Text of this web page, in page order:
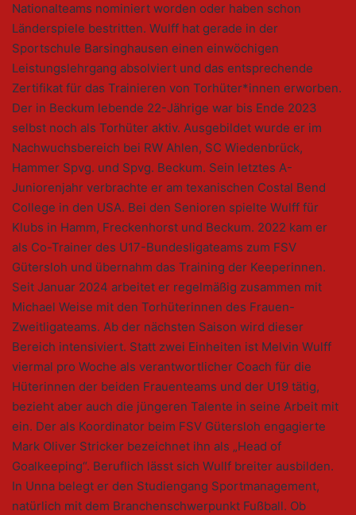
Nationalteams nominiert worden oder haben schon
Länderspiele bestritten. Wulff hat gerade in der
Sportschule Barsinghausen einen einwöchigen
Leistungslehrgang absolviert und das entsprechende
Zertifikat für das Trainieren von Torhüter*innen erworben.
Der in Beckum lebende 22-Jährige war bis Ende 2023
selbst noch als Torhüter aktiv. Ausgebildet wurde er im
Nachwuchsbereich bei RW Ahlen, SC Wiedenbrück,
Hammer Spvg. und Spvg. Beckum. Sein letztes A-
Juniorenjahr verbrachte er am texanischen Costal Bend
College in den USA. Bei den Senioren spielte Wulff für
Klubs in Hamm, Freckenhorst und Beckum. 2022 kam er
als Co-Trainer des U17-Bundesligateams zum FSV
Gütersloh und übernahm das Training der Keeperinnen.
Seit Januar 2024 arbeitet er regelmäßig zusammen mit
Michael Weise mit den Torhüterinnen des Frauen-
Zweitligateams. Ab der nächsten Saison wird dieser
Bereich intensiviert. Statt zwei Einheiten ist Melvin Wulff
viermal pro Woche als verantwortlicher Coach für die
Hüterinnen der beiden Frauenteams und der U19 tätig,
bezieht aber auch die jüngeren Talente in seine Arbeit mit
ein. Der als Koordinator beim FSV Gütersloh engagierte
Mark Oliver Stricker bezeichnet ihn als „Head of
Goalkeeping“. Beruflich lässt sich Wullf breiter ausbilden.
In Unna belegt er den Studiengang Sportmanagement,
natürlich mit dem Branchenschwerpunkt Fußball. Ob